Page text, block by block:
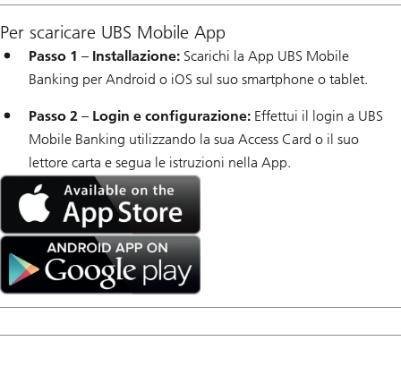
Per scaricare UBS Mobile App
Passo 1 – Installazione: Scarichi la App UBS Mobile
Banking per Android o iOS sul suo smartphone o tablet.
Passo 2 – Login e configurazione: Effettui il login a UBS
Mobile Banking utilizzando la sua Access Card o il suo
lettore carta e segua le istruzioni nella App.
Available
App
Store
Android
app
on
Google
play